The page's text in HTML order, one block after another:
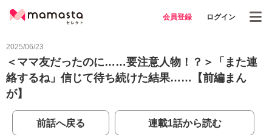
会員登録 ログイン
2025/06/23
＜ママ友だったのに……要注意人物！？＞「また連
絡するね」信じて待ち続けた結果……【前編まん
が】
前話へ戻る 連載1話から読む